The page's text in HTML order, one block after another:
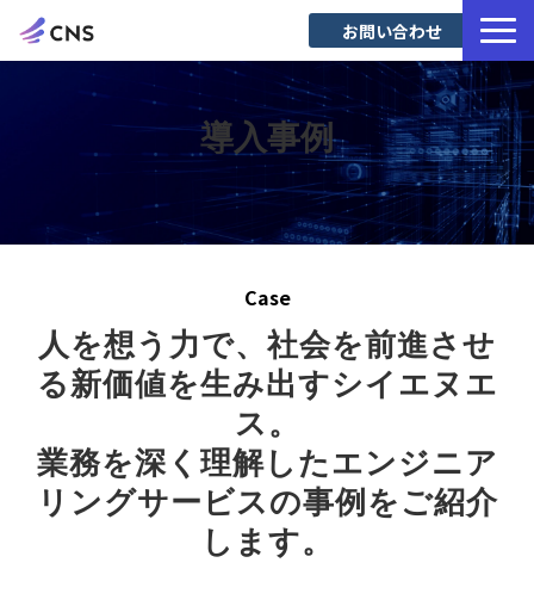
お問い合わせ
サービス一覧
導入事例
Blog
導入事例
Case
人を想う力で、社会を前進させ
る新価値を生み出すシイエヌエ
ス。
業務を深く理解したエンジニア
リングサービスの事例をご紹介
します。